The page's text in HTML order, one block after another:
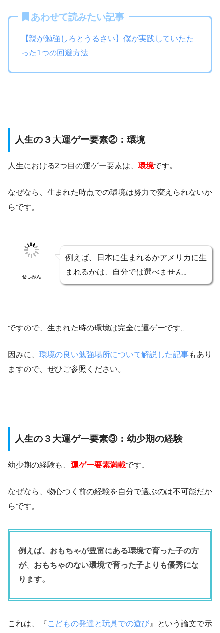
あわせて読みたい記事
【親が勉強しろとうるさい】僕が実践していたた
った1つの回避方法
人生の３大運ゲー要素②：環境
人生における2つ目の運ゲー要素は、 環境です。
なぜなら、生まれた時点での環境は努力で変えられないか
らです。
せしみん
例えば、日本に生まれるかアメリカに生
まれるかは、自分では選べません。
ですので、生まれた時の環境は完全に運ゲーです。
因みに、 環境の良い勉強場所について解説した記事もあり
ますので、ぜひご参照ください。
人生の３大運ゲー要素③：幼少期の経験
幼少期の経験も、 運ゲー要素満載です。
なぜなら、物心つく前の経験を自分で選ぶのは不可能だか
らです。
例えば、おもちゃが豊富にある環境で育った子の方
が、おもちゃのない環境で育った子よりも優秀にな
ります。
これは、『こどもの発達と玩具での遊び 』という論文で示